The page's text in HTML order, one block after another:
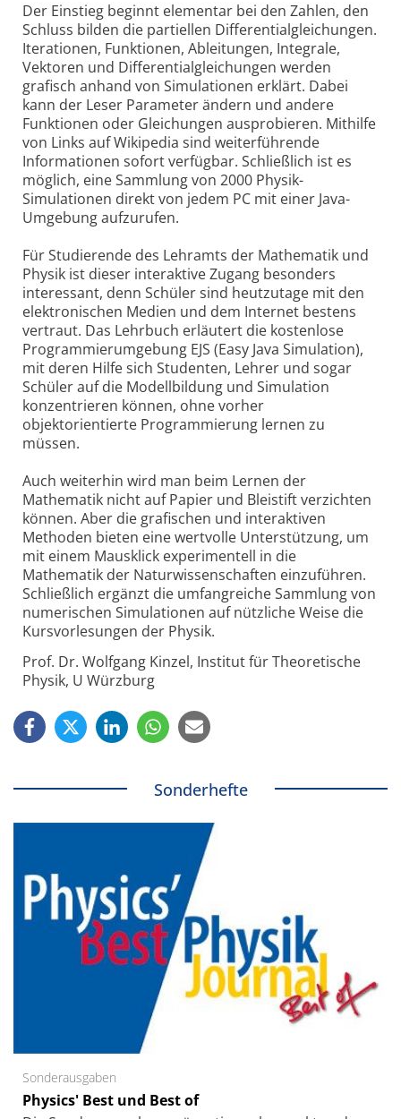
Der Einstieg beginnt elementar bei den Zahlen, den
Schluss bilden die partiellen Differentialgleichungen.
Iterationen, Funktionen, Ableitungen, Integrale,
Vektoren und Differentialgleichungen werden
grafisch anhand von Simulationen erklärt. Dabei
kann der Leser Parameter ändern und andere
Funktionen oder Gleichungen ausprobieren. Mithilfe
von Links auf Wikipedia sind weiterführende
Informationen sofort verfügbar. Schließlich ist es
möglich, eine Sammlung von 2000 Physik-
Simulationen direkt von jedem PC mit einer Java-
Umgebung aufzurufen.
Für Studierende des Lehramts der Mathematik und
Physik ist dieser interaktive Zugang besonders
interessant, denn Schüler sind heutzutage mit den
elektronischen Medien und dem Internet bestens
vertraut. Das Lehrbuch erläutert die kostenlose
Programmierumgebung EJS (Easy Java Simulation),
mit deren Hilfe sich Studenten, Lehrer und sogar
Schüler auf die Modellbildung und Simulation
konzentrieren können, ohne vorher
objektorientierte Programmierung lernen zu
müssen.
Auch weiterhin wird man beim Lernen der
Mathematik nicht auf Papier und Bleistift verzichten
können. Aber die grafischen und interaktiven
Methoden bieten eine wertvolle Unterstützung, um
mit einem Mausklick experimentell in die
Mathematik der Naturwissenschaften einzuführen.
Schließlich ergänzt die umfangreiche Sammlung von
numerischen Simulationen auf nützliche Weise die
Kursvorlesungen der Physik.
Prof. Dr. Wolfgang Kinzel, Institut für Theoretische
Physik, U Würzburg
Sonderhefte
Sonderausgaben
Physics' Best und Best of